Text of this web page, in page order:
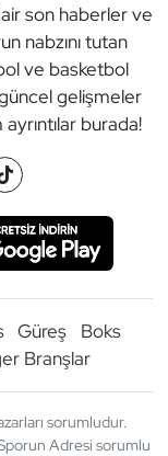
son haberler ve
nabzını tutan
ve basketbol
gelişmeler
burada!
Güreş
Boks
Branşlar
sorumludur.
Adresi sorumlu